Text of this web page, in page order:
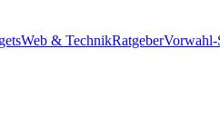
Web & TechnikRatgeberVorwahl-